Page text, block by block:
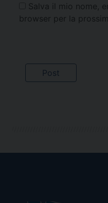
Salva il mio nome,
browser per la